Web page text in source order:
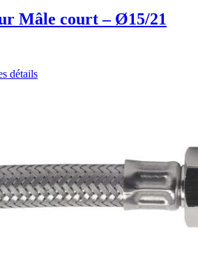
Mâle court – Ø15/21
détails